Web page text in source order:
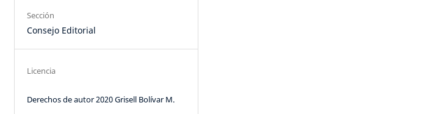
Sección
Consejo Editorial
Licencia
Derechos de autor 2020 Grisell Bolívar M.